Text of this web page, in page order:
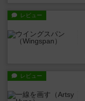
レビュー
レビュー